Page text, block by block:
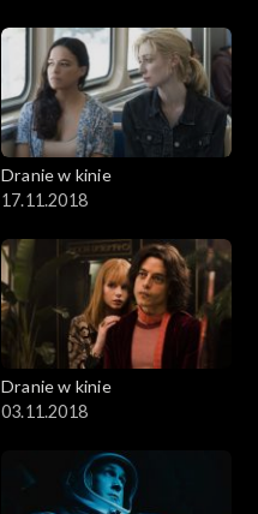
Dranie w kinie
17.11.2018
Dranie w kinie
03.11.2018